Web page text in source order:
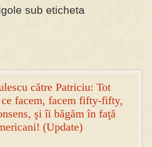
sub eticheta
către Patriciu: Tot
ce facem, facem fifty-fifty,
şi îi băgăm în faţă
(Update)